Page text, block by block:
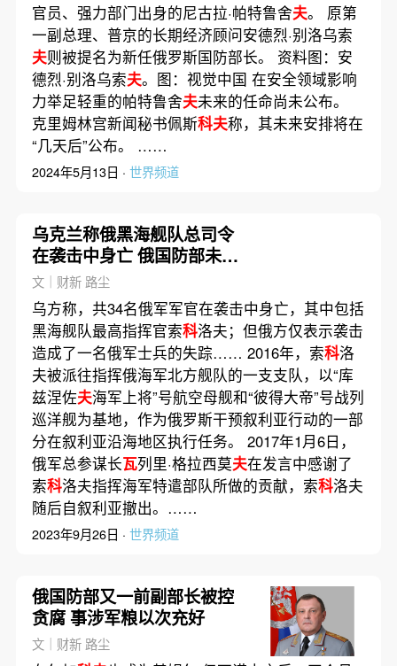
官员、强力部门出身的尼古拉·帕特鲁舍夫。 原第
一副总理、普京的长期经济顾问安德烈·别洛乌索
夫则被提名为新任俄罗斯国防部长。 资料图：安
德烈·别洛乌索夫。图：视觉中国 在安全领域影响
力举足轻重的帕特鲁舍夫未来的任命尚未公布。
克里姆林宫新闻秘书佩斯科夫称，其未来安排将在
“几天后”公布。 ……
2024年5月13日 · 世界频道
乌克兰称俄黑海舰队总司令
在袭击中身亡 俄国防部未承
认
文｜财新 路尘
乌方称，共34名俄军军官在袭击中身亡，其中包括
黑海舰队最高指挥官索科洛夫；但俄方仅表示袭击
造成了一名俄军士兵的失踪…… 2016年，索科洛
夫被派往指挥俄海军北方舰队的一支支队，以“库
兹涅佐夫海军上将”号航空母舰和“彼得大帝”号战列
巡洋舰为基地，作为俄罗斯干预叙利亚行动的一部
分在叙利亚沿海地区执行任务。 2017年1月6日，
俄军总参谋长瓦列里·格拉西莫夫在发言中感谢了
索科洛夫指挥海军特遣部队所做的贡献，索科洛夫
随后自叙利亚撤出。……
2023年9月26日 · 世界频道
俄国防部又一前副部长被控
贪腐 事涉军粮以次充好
文｜财新 路尘